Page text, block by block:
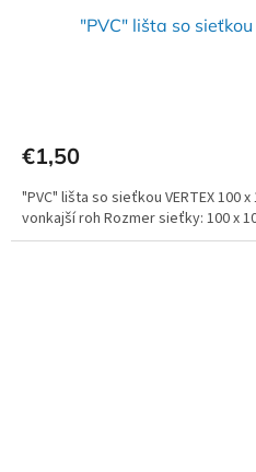
"PVC" lišta so
€1,50
"PVC" lišta so sieťkou VERTEX 100
vonkajší roh Rozmer sieťky: 100 x